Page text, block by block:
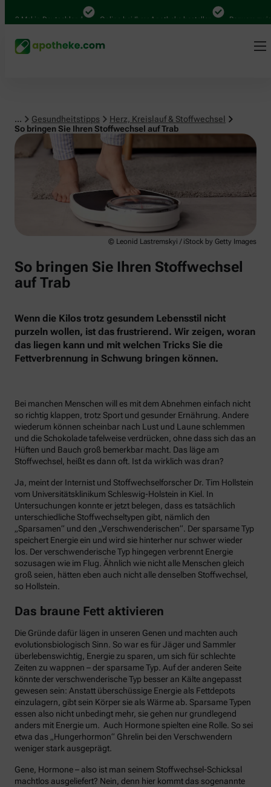
Mal in Deutschland Online bei Ihrer Apotheke bestellen Bequem
... Gesundheitstipps
Herz, Kreislauf & Stoffwechsel
So bringen Sie Ihren Stoffwechsel auf Trab
Herz, Kreislauf & Stoffwechsel
© Leonid Lastremskyi / iStock by Getty Images
So bringen Sie Ihren Stoffwechsel
auf Trab
Wenn die Kilos trotz gesundem Lebensstil nicht
purzeln wollen, ist das frustrierend. Wir zeigen, woran
das liegen kann und mit welchen Tricks Sie die
Fettverbrennung in Schwung bringen können.
Bei manchen Menschen will es mit dem Abnehmen einfach nicht
so richtig klappen, trotz Sport und gesunder Ernährung. Andere
wiederum können scheinbar nach Lust und Laune schlemmen
und die Schokolade tafelweise verdrücken, ohne dass sich das an
Hüften und Bauch groß bemerkbar macht. Das läge am
Stoffwechsel, heißt es dann oft. Ist da wirklich was dran?
Ja, meint der Internist und Stoffwechselforscher Dr. Tim Hollstein
vom Universitätsklinikum Schleswig-Holstein in Kiel. In
Untersuchungen konnte er jetzt belegen, dass es tatsächlich
unterschiedliche Stoffwechseltypen gibt, nämlich den
„Sparsamen“ und den „Verschwenderischen“. Der sparsame Typ
speichert Energie ein und wird sie hinterher nur schwer wieder
los. Der verschwenderische Typ hingegen verbrennt Energie
sozusagen wie im Flug. Ähnlich wie nicht alle Menschen gleich
groß seien, hätten eben auch nicht alle denselben Stoffwechsel,
so Hollstein.
Das braune Fett aktivieren
Die Gründe dafür lägen in unseren Genen und machten auch
evolutionsbiologisch Sinn. So war es für Jäger und Sammler
überlebenswichtig, Energie zu sparen, um sich für schlechte
Zeiten zu wappnen – der sparsame Typ. Auf der anderen Seite
könnte der verschwenderische Typ besser an Kälte angepasst
gewesen sein: Anstatt überschüssige Energie als Fettdepots
einzulagern, gibt sein Körper sie als Wärme ab. Sparsame Typen
essen also nicht unbedingt mehr, sie gehen nur grundlegend
anders mit Energie um. Auch Hormone spielten eine Rolle. So sei
etwa das „Hungerhormon“ Ghrelin bei den Verschwendern
weniger stark ausgeprägt.
Gene, Hormone – also ist man seinem Stoffwechsel-Schicksal
machtlos ausgeliefert? Nein, denn hier kommt das sogenannte